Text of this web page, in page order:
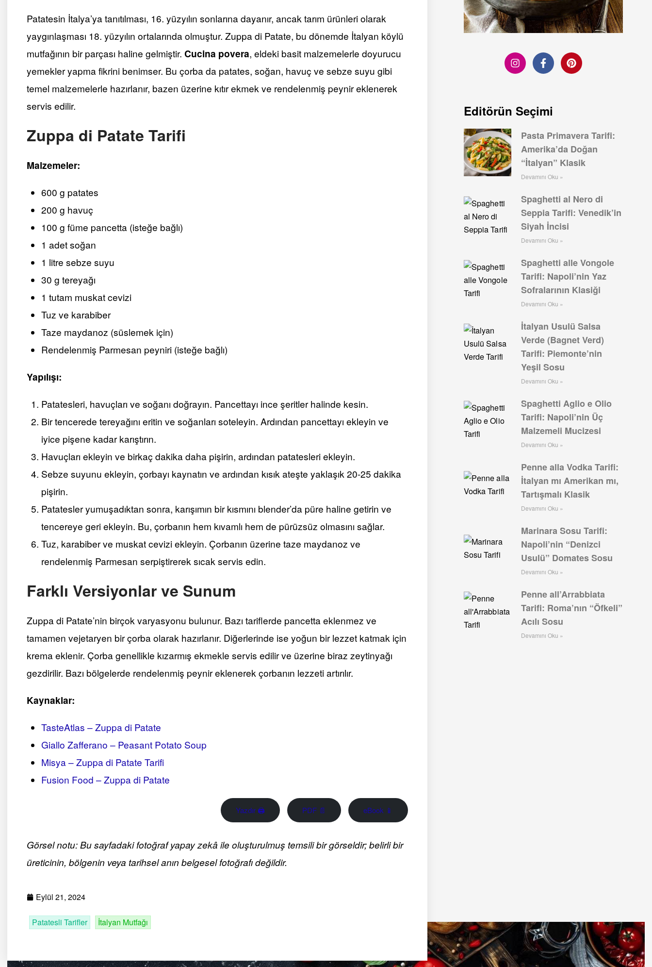
Patatesin İtalya’ya tanıtılması, 16. yüzyılın sonlarına dayanır, ancak tarım ürünleri olarak
yaygınlaşması 18. yüzyılın ortalarında olmuştur. Zuppa di Patate, bu dönemde İtalyan köylü
mutfağının bir parçası haline gelmiştir. Cucina povera, eldeki basit malzemelerle doyurucu
yemekler yapma fikrini benimser. Bu çorba da patates, soğan, havuç ve sebze suyu gibi
temel malzemelerle hazırlanır, bazen üzerine kıtır ekmek ve rendelenmiş peynir eklenerek
servis edilir​.
Zuppa di Patate Tarifi
Malzemeler:
600 g patates
200 g havuç
100 g füme pancetta (isteğe bağlı)
1 adet soğan
1 litre sebze suyu
30 g tereyağı
1 tutam muskat cevizi
Tuz ve karabiber
Taze maydanoz (süslemek için)
Rendelenmiş Parmesan peyniri (isteğe bağlı)
Yapılışı:
Patatesleri, havuçları ve soğanı doğrayın. Pancettayı ince şeritler halinde kesin.
Bir tencerede tereyağını eritin ve soğanları soteleyin. Ardından pancettayı ekleyin ve
iyice pişene kadar karıştırın.
Havuçları ekleyin ve birkaç dakika daha pişirin, ardından patatesleri ekleyin.
Sebze suyunu ekleyin, çorbayı kaynatın ve ardından kısık ateşte yaklaşık 20-25 dakika
pişirin.
Patatesler yumuşadıktan sonra, karışımın bir kısmını blender’da püre haline getirin ve
tencereye geri ekleyin. Bu, çorbanın hem kıvamlı hem de pürüzsüz olmasını sağlar.
Tuz, karabiber ve muskat cevizi ekleyin. Çorbanın üzerine taze maydanoz ve
rendelenmiş Parmesan serpiştirerek sıcak servis edin.
Farklı Versiyonlar ve Sunum
Zuppa di Patate’nin birçok varyasyonu bulunur. Bazı tariflerde pancetta eklenmez ve
tamamen vejetaryen bir çorba olarak hazırlanır. Diğerlerinde ise yoğun bir lezzet katmak için
krema eklenir. Çorba genellikle kızarmış ekmekle servis edilir ve üzerine biraz zeytinyağı
gezdirilir. Bazı bölgelerde rendelenmiş peynir eklenerek çorbanın lezzeti artırılır​.
Kaynaklar:
TasteAtlas – Zuppa di Patate
Giallo Zafferano – Peasant Potato Soup
Misya – Zuppa di Patate Tarifi
Fusion Food – Zuppa di Patate
Yazdır 🖨 PDF 📄 eBook 📱
Görsel notu: Bu sayfadaki fotoğraf yapay zekâ ile oluşturulmuş temsili bir görseldir; belirli bir
üreticinin, bölgenin veya tarihsel anın belgesel fotoğrafı değildir.
Eylül 21, 2024
Patatesli Tarifler İtalyan Mutfağı
Editörün Seçimi
Pasta Primavera Tarifi:
Amerika’da Doğan
“İtalyan” Klasik
Devamını Oku »
Spaghetti al Nero di
Seppia Tarifi: Venedik’in
Siyah İncisi
Devamını Oku »
Spaghetti alle Vongole
Tarifi: Napoli’nin Yaz
Sofralarının Klasiği
Devamını Oku »
İtalyan Usulü Salsa
Verde (Bagnet Verd)
Tarifi: Piemonte’nin
Yeşil Sosu
Devamını Oku »
Spaghetti Aglio e Olio
Tarifi: Napoli’nin Üç
Malzemeli Mucizesi
Devamını Oku »
Penne alla Vodka Tarifi:
İtalyan mı Amerikan mı,
Tartışmalı Klasik
Devamını Oku »
Marinara Sosu Tarifi:
Napoli’nin “Denizci
Usulü” Domates Sosu
Devamını Oku »
Penne all’Arrabbiata
Tarifi: Roma’nın “Öfkeli”
Acılı Sosu
Devamını Oku »